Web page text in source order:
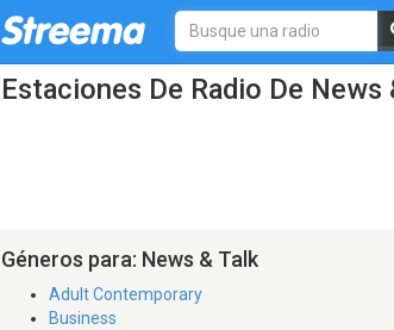
Estaciones De Radio De News
Géneros para: News & Talk
Adult Contemporary
Business